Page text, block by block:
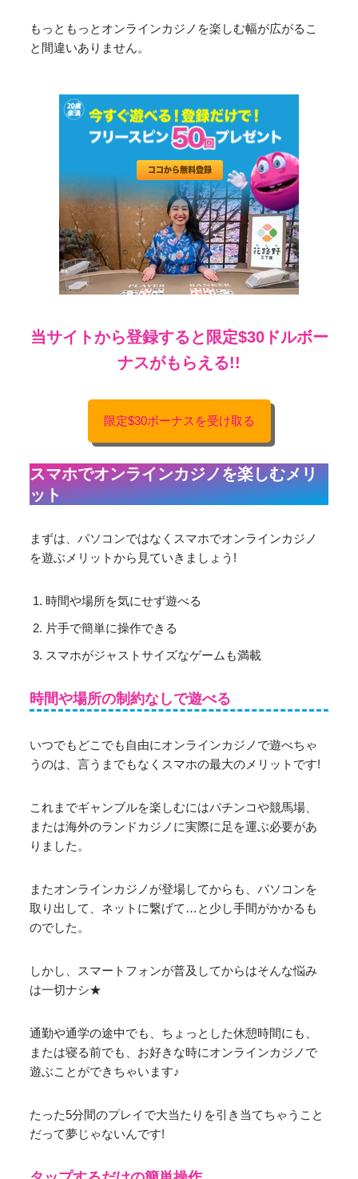
もっともっとオンラインカジノを楽しむ幅が広がるこ
と間違いありません。
当サイトから登録すると限定$30ドルボー
ナスがもらえる!!
限定$30ボーナスを受け取る
スマホでオンラインカジノを楽しむメリ
ット
まずは、パソコンではなくスマホでオンラインカジノ
を遊ぶメリットから見ていきましょう!
時間や場所を気にせず遊べる
片手で簡単に操作できる
スマホがジャストサイズなゲームも満載
時間や場所の制約なしで遊べる
いつでもどこでも自由にオンラインカジノで遊べちゃ
うのは、言うまでもなくスマホの最大のメリットです!
これまでギャンブルを楽しむにはパチンコや競馬場、
または海外のランドカジノに実際に足を運ぶ必要があ
りました。
またオンラインカジノが登場してからも、パソコンを
取り出して、ネットに繋げて…と少し手間がかかるも
のでした。
しかし、スマートフォンが普及してからはそんな悩み
は一切ナシ★
通勤や通学の途中でも、ちょっとした休憩時間にも、
または寝る前でも、お好きな時にオンラインカジノで
遊ぶことができちゃいます♪
たった5分間のプレイで大当たりを引き当てちゃうこと
だって夢じゃないんです!